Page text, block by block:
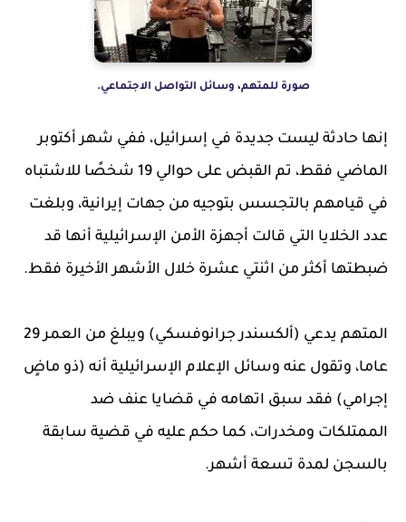
صورة للمتهم، وسائل التواصل الاجتماعي.
إنها حادثة ليست جديدة في إسرائيل، ففي شهر أكتوبر
الماضي فقط، تم القبض على حوالي 19 شخصًا للاشتباه
في قيامهم بالتجسس بتوجيه من جهات إيرانية، وبلغت
عدد الخلايا التي قالت أجهزة الأمن الإسرائيلية أنها قد
ضبطتها أكثر من اثنتي عشرة خلال الأشهر الأخيرة فقط.
المتهم يدعي (ألكسندر جرانوفسكي) ويبلغ من العمر 29
عاما، وتقول عنه وسائل الإعلام الإسرائيلية أنه (ذو ماضٍ
إجرامي) فقد سبق اتهامه في قضايا عنف ضد
الممتلكات ومخدرات، كما حكم عليه في قضية سابقة
بالسجن لمدة تسعة أشهر.